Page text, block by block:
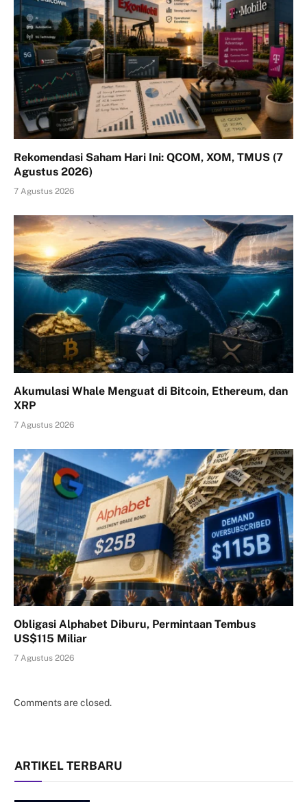
Rekomendasi Saham Hari Ini: QCOM, XOM, TMUS (7
Agustus 2026)
7 Agustus 2026
Akumulasi Whale Menguat di Bitcoin, Ethereum, dan
XRP
7 Agustus 2026
Obligasi Alphabet Diburu, Permintaan Tembus
US$115 Miliar
7 Agustus 2026
Comments are closed.
ARTIKEL TERBARU